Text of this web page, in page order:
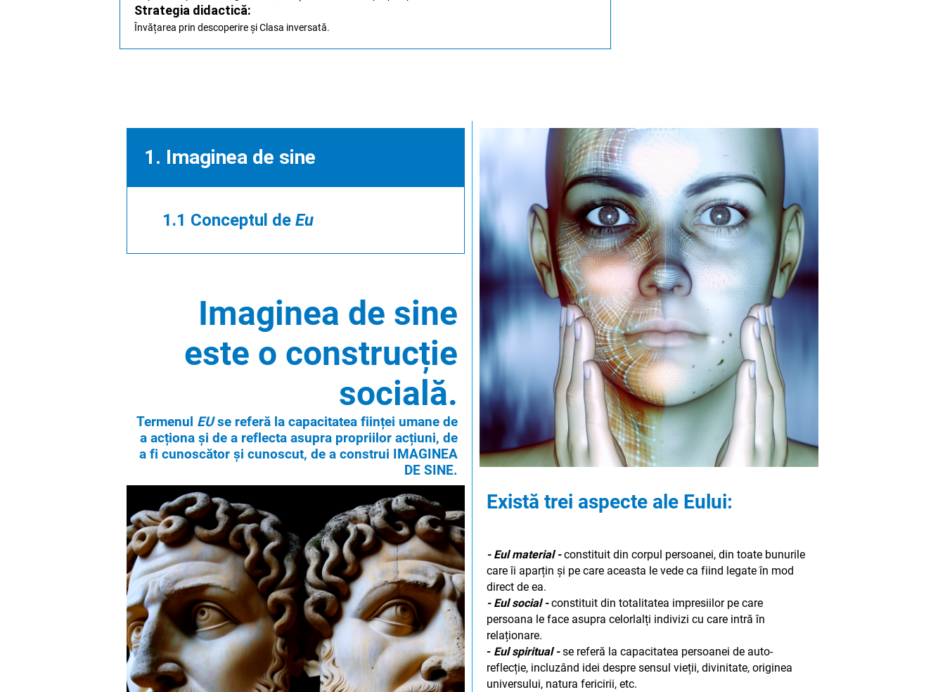
Strategia didactică:
Învățarea prin descoperire și Clasa inversată.
1. Imaginea de sine
1.1 Conceptul de Eu
Imaginea de sine
este o construcție
socială.
Termenul EUse referă la capacitatea ființei umane de
a acționa și de a reflecta asupra propriilor acțiuni, de
a fi cunoscător și cunoscut, de a construi IMAGINEA
DE SINE.
Există trei aspecte ale Eului:
- Eul material -constituit din corpul persoanei, din toate bunurile
care îi aparțin și pe care aceasta le vede ca fiind legate în mod
direct de ea.
- Eul social -constituit din totalitatea impresiilor pe care
persoana le face asupra celorlalți indivizi cu care intră în
relaționare.
- Eul spiritual -se referă la capacitatea persoanei de auto-
reflecție, incluzând idei despre sensul vieții, divinitate, originea
universului, natura fericirii, etc.